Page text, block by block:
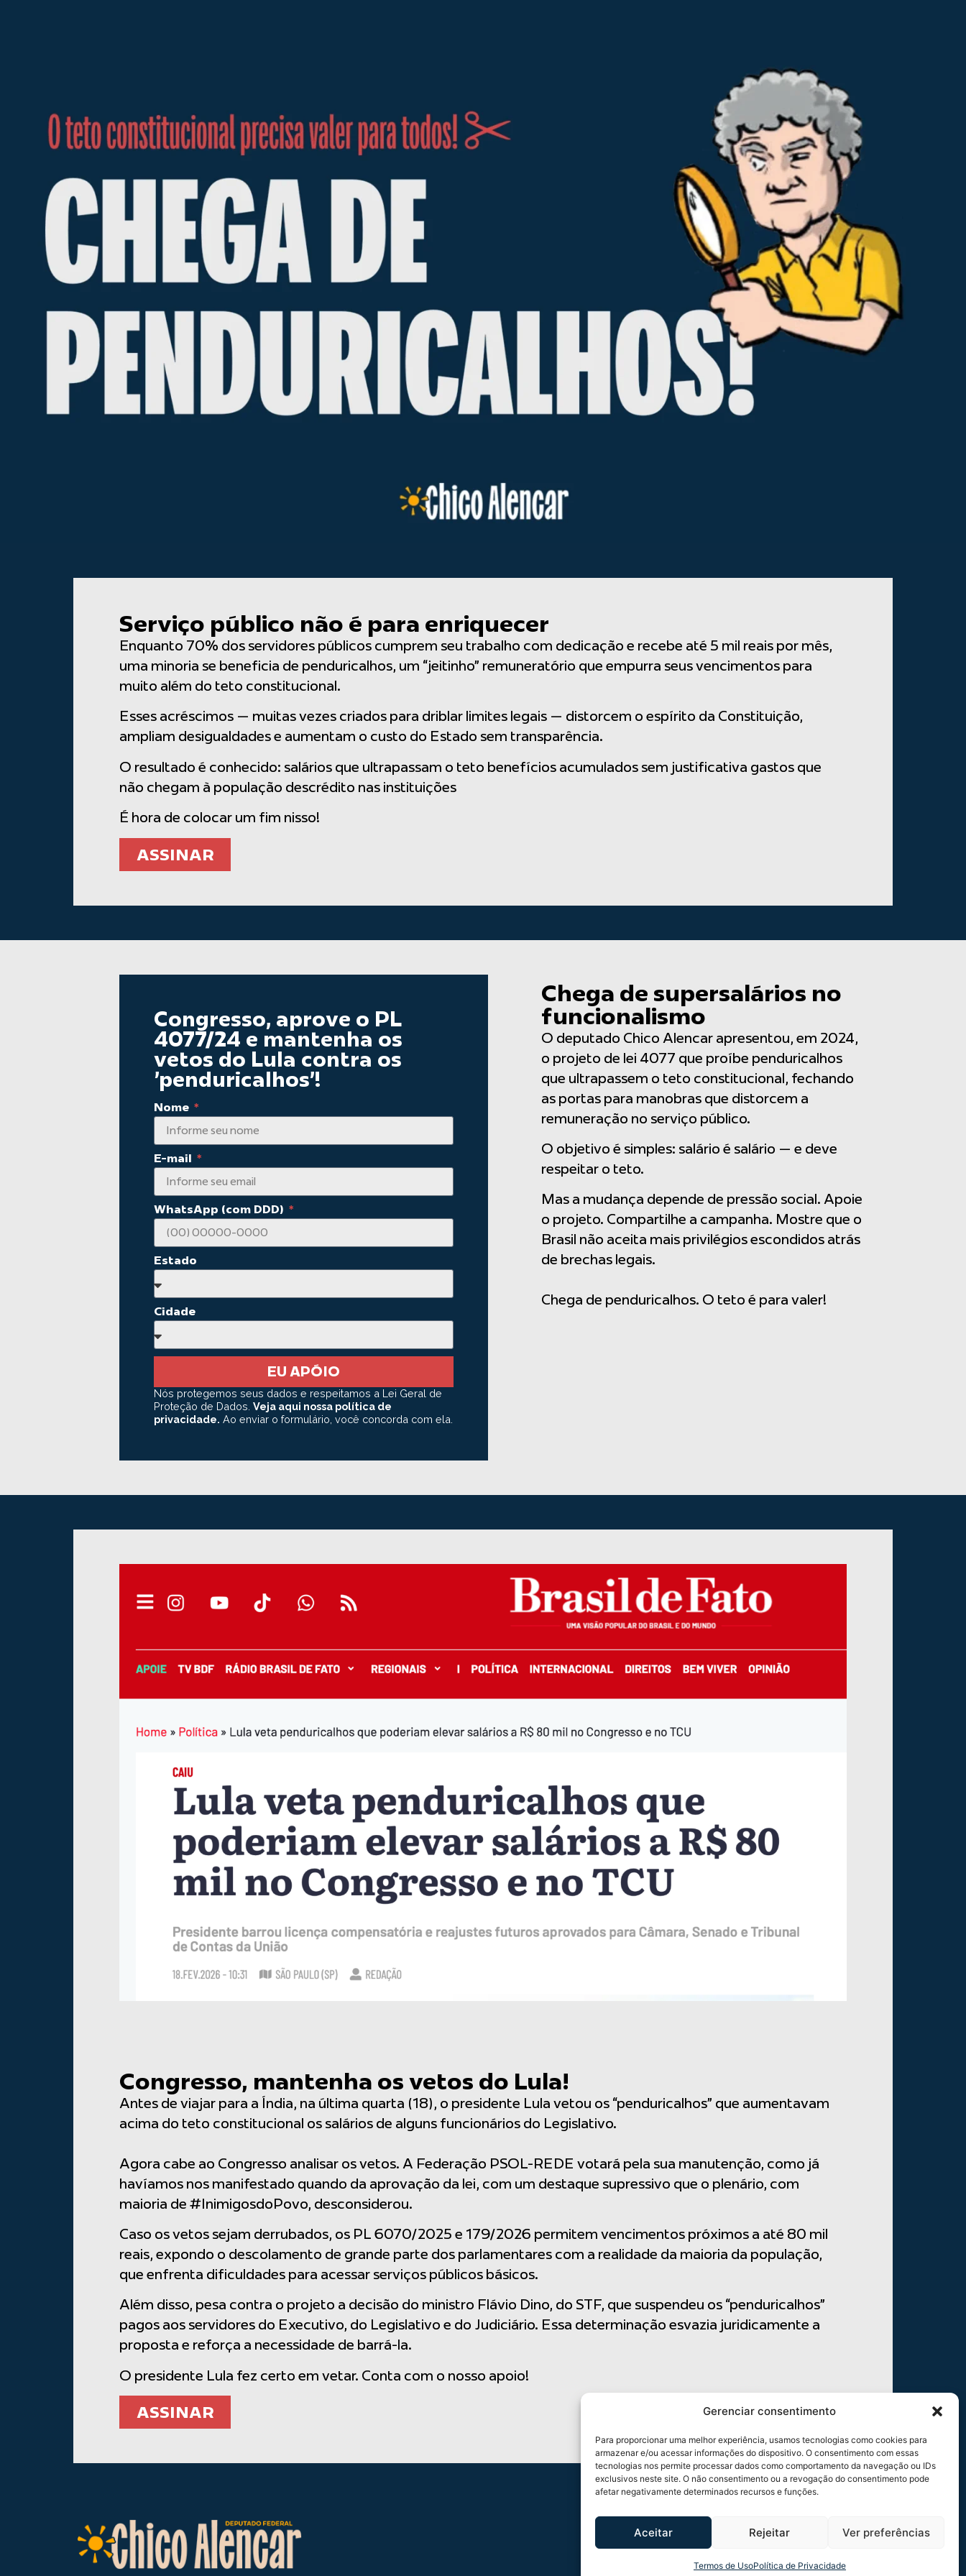
Gerenciar consentimento
Para proporcionar uma melhor experiência, usamos tecnologias como cookies para
armazenar e/ou acessar informações do dispositivo. O consentimento com essas
tecnologias nos permite processar dados como comportamento da navegação ou IDs
exclusivos neste site. O não consentimento ou a revogação do consentimento pode
afetar negativamente determinados recursos e funções.
Aceitar Rejeitar Ver preferências
Termos de UsoPolítica de Privacidade
Serviço público não é para enriquecer
Enquanto 70% dos servidores públicos cumprem seu trabalho com dedicação e recebe até 5 mil reais por mês,
uma minoria se beneficia de penduricalhos, um “jeitinho” remuneratório que empurra seus vencimentos para
muito além do teto constitucional.
Esses acréscimos — muitas vezes criados para driblar limites legais — distorcem o espírito da Constituição,
ampliam desigualdades e aumentam o custo do Estado sem transparência.
O resultado é conhecido: salários que ultrapassam o teto benefícios acumulados sem justificativa gastos que
não chegam à população descrédito nas instituições
É hora de colocar um fim nisso!
ASSINAR
Congresso, aprove o PL
4077/24 e mantenha os
vetos do Lula contra os
'penduricalhos'!
Nome
E-mail
WhatsApp (com DDD)
Estado
Cidade
EU APÓIO
Nós protegemos seus dados e respeitamos a Lei Geral de
Proteção de Dados. Veja aqui nossa política de
privacidade. Ao enviar o formulário, você concorda com ela.
Chega de supersalários no
funcionalismo
O deputado Chico Alencar apresentou, em 2024,
o projeto de lei 4077 que proíbe penduricalhos
que ultrapassem o teto constitucional, fechando
as portas para manobras que distorcem a
remuneração no serviço público.
O objetivo é simples: salário é salário — e deve
respeitar o teto.
Mas a mudança depende de pressão social. Apoie
o projeto. Compartilhe a campanha. Mostre que o
Brasil não aceita mais privilégios escondidos atrás
de brechas legais.
Chega de penduricalhos. O teto é para valer!
Congresso, mantenha os vetos do Lula!
Antes de viajar para a Índia, na última quarta (18), o presidente Lula vetou os “penduricalhos” que aumentavam
acima do teto constitucional os salários de alguns funcionários do Legislativo.
Agora cabe ao Congresso analisar os vetos. A Federação PSOL-REDE votará pela sua manutenção, como já
havíamos nos manifestado quando da aprovação da lei, com um destaque supressivo que o plenário, com
maioria de #InimigosdoPovo, desconsiderou.
Caso os vetos sejam derrubados, os PL 6070/2025 e 179/2026 permitem vencimentos próximos a até 80 mil
reais, expondo o descolamento de grande parte dos parlamentares com a realidade da maioria da população,
que enfrenta dificuldades para acessar serviços públicos básicos.
Além disso, pesa contra o projeto a decisão do ministro Flávio Dino, do STF, que suspendeu os “penduricalhos”
pagos aos servidores do Executivo, do Legislativo e do Judiciário. Essa determinação esvazia juridicamente a
proposta e reforça a necessidade de barrá-la.
O presidente Lula fez certo em vetar. Conta com o nosso apoio!
ASSINAR